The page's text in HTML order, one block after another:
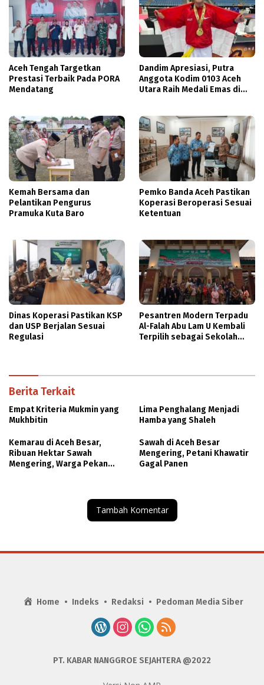
Aceh Tengah Targetkan
Prestasi Terbaik Pada PORA
Mendatang
Dandim Apresiasi, Putra
Anggota Kodim 0103 Aceh
Utara Raih Medali Emas di
Kemah Bersama dan
Pelantikan Pengurus
Pramuka Kuta Baro
Pemko Banda Aceh Pastikan
Koperasi Beroperasi Sesuai
Ketentuan
Dinas Koperasi Pastikan KSP
dan USP Berjalan Sesuai
Regulasi
Pesantren Modern Terpadu
Al-Falah Abu Lam U Kembali
Terpilih sebagai Sekolah
Berita Terkait
Empat Kriteria Mukmin yang
Mukhbitin
Lima Penghalang Menjadi
Hamba yang Shaleh
Kemarau di Aceh Besar,
Ribuan Hektar Sawah
Mengering, Warga Pekan
Sawah di Aceh Besar
Mengering, Petani Khawatir
Gagal Panen
Tambah Komentar
Home Indeks Redaksi Pedoman Media Siber
PT. KABAR NANGGROE SEJAHTERA @2022